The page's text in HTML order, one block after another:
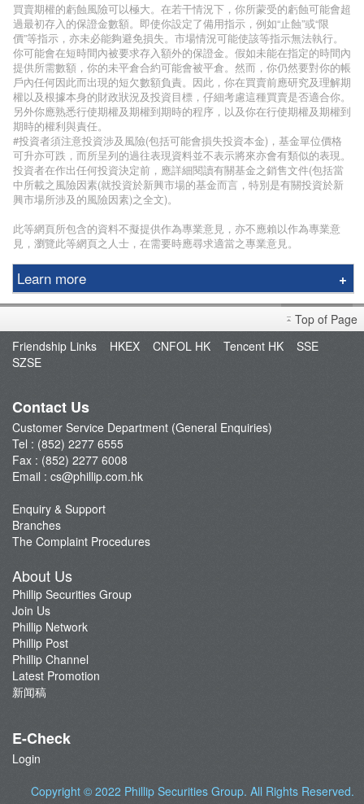
買賣期權的虧蝕風險可以極大。在若干情況下，你所蒙受的虧蝕可能會超
過最初存入的保證金數額。即使你設定了備用指示，例如“止蝕”或“限
價”等指示，亦未必能夠避免損失。市場情況可能使該等指示無法執行。
你可能會在短時間內被要求存入額外的保證金。假如未能在指定的時間內
提供所需數額，你的未平倉合約可能會被平倉。然而，你仍然要對你的帳
戶內任何因此而出現的短欠數額負責。因此，你在買賣前應研究及理解期
權以及根據本身的財政狀況及投資目標，仔細考慮這種買賣是否適合你。
另外你應熟悉行使期權及期權到期時的程序，以及你在行使期權及期權到
期時的權利與責任。
#投資者須注意投資涉及風險(包括可能會損失投資本金)，基金單位價格
可升亦可跌，而所呈列的過往表現資料並不表示將來亦會有類似的表現。
投資者在作出任何投資決定前，應詳細閱讀有關基金之銷售文件(包括當
中所載之風險因素(就投資於新興市場的基金而言，特別是有關投資於新
興市場所涉及的風險因素)之全文)。
此等網頁所包含的資料不擬提供作為專業意見，亦不應賴以作為專業意
見，瀏覽此等網頁之人士，在需要時應尋求適當之專業意見。
Learn more
Phillip Securities Group
Branches
Join Us
Phillip Post
新闻稿
Top of Page
Friendship Links
HKEX CNFOL HK Tencent HK
SSE
SZSE
Contact Us
Customer Service Department (General Enquiries)
Tel : (852) 2277 6555
Fax : (852) 2277 6008
Email : cs@phillip.com.hk
Enquiry & Support
Branches
The Complaint Procedures
About Us
Phillip Securities Group
Join Us
Phillip Network
Phillip Post
Phillip Channel
Latest Promotion
新闻稿
E-Check
Login
Copyright © 2022 Phillip Securities Group. All Rights Reserved.